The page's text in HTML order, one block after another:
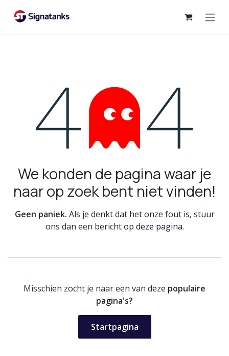
Fout 404
We konden de pagina waar je
naar op zoek bent niet vinden!
Geen paniek. Als je denkt dat het onze fout is, stuur
ons dan een bericht op deze pagina.
Misschien zocht je naar een van deze populaire
pagina's?
Startpagina